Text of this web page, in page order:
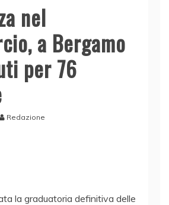
nel
a Bergamo
per 76
Redazione
la graduatoria definitiva delle